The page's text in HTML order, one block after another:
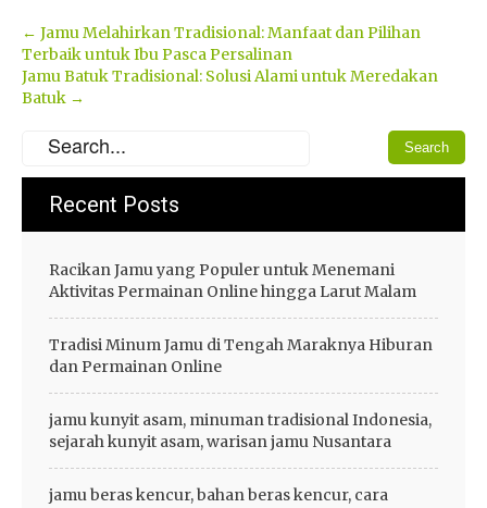
Post
navigation
← Jamu Melahirkan Tradisional: Manfaat dan Pilihan
Terbaik untuk Ibu Pasca Persalinan
Jamu Batuk Tradisional: Solusi Alami untuk Meredakan
Batuk →
Recent Posts
Racikan Jamu yang Populer untuk Menemani
Aktivitas Permainan Online hingga Larut Malam
Tradisi Minum Jamu di Tengah Maraknya Hiburan
dan Permainan Online
jamu kunyit asam, minuman tradisional Indonesia,
sejarah kunyit asam, warisan jamu Nusantara
jamu beras kencur, bahan beras kencur, cara